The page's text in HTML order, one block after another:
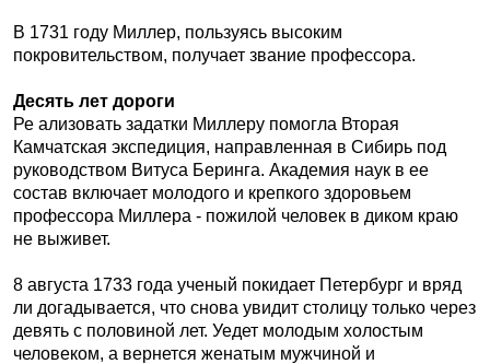
В 1731 году Миллер, пользуясь высоким
покровительством, получает звание профессора.
Десять лет дороги
Ре ализовать задатки Миллеру помогла Вторая
Камчатская экспедиция, направленная в Сибирь под
руководством Витуса Беринга. Академия наук в ее
состав включает молодого и крепкого здоровьем
профессора Миллера - пожилой человек в диком краю
не выживет.
8 августа 1733 года ученый покидает Петербург и вряд
ли догадывается, что снова увидит столицу только через
девять с половиной лет. Уедет молодым холостым
человеком, а вернется женатым мужчиной и